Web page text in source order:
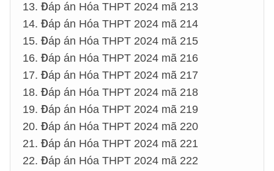
13. Đáp án Hóa THPT 2024 mã 213
14. Đáp án Hóa THPT 2024 mã 214
15. Đáp án Hóa THPT 2024 mã 215
16. Đáp án Hóa THPT 2024 mã 216
17. Đáp án Hóa THPT 2024 mã 217
18. Đáp án Hóa THPT 2024 mã 218
19. Đáp án Hóa THPT 2024 mã 219
20. Đáp án Hóa THPT 2024 mã 220
21. Đáp án Hóa THPT 2024 mã 221
22. Đáp án Hóa THPT 2024 mã 222